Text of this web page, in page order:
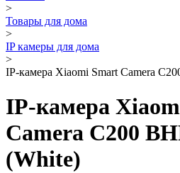
>
Товары для дома
>
IP камеры для дома
>
IP-камера Xiaomi Smart Camera
IP-камера
Camera C200
(White)